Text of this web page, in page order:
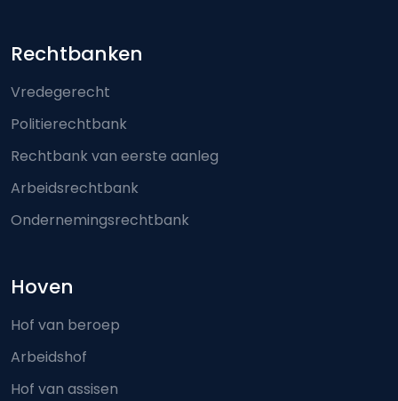
Footer-menu
Rechtbanken
Vredegerecht
Politierechtbank
Rechtbank van eerste aanleg
Arbeidsrechtbank
Ondernemingsrechtbank
Hoven
Hof van beroep
Arbeidshof
Hof van assisen